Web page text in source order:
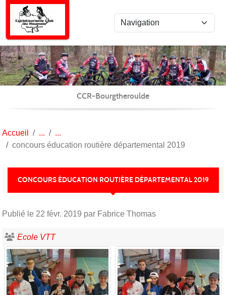
CCR-Bourgtheroulde
Accueil
concours éducation routière départemental 2019
CONCOURS ÉDUCATION ROUTIÈRE DÉPARTEMENTAL 2019
Publié le 22 févr. 2019 par Fabrice Thomas
Ecole VTT
Panneau de gestion des cookies